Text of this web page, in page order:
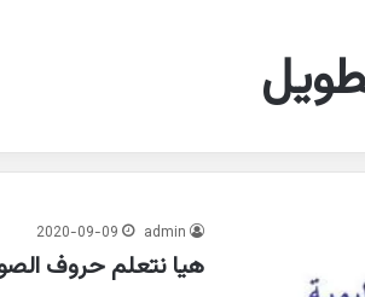
admin
2020-09-09
هيا نتعلم حروف